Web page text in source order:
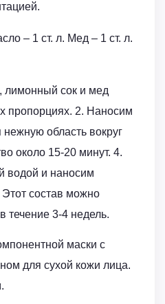
– 1 ст. л. Мед – 1 ст. л.
лимонный сок и мед
пропорциях. 2. Наносим
нежную область вокруг
около 15-20 минут. 4.
водой и наносим
состав можно
течение 3-4 недель.
маски с
для сухой кожи лица.